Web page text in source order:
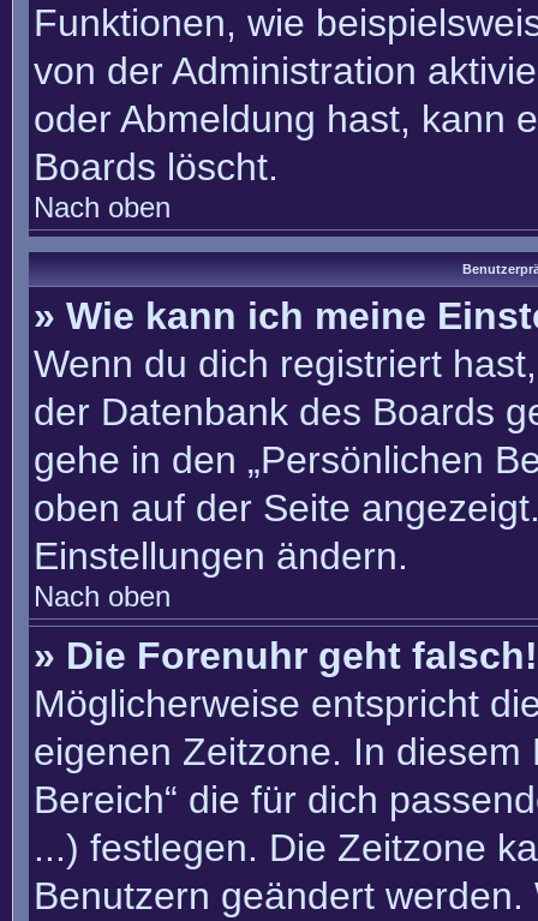
Funktionen, wie
von der Administration
oder Abmeldung hast, kann
Boards löscht.
Nach oben
» Wie kann ich meine
Wenn du dich registriert
der Datenbank des Boards
gehe in den „Persönlichen
oben auf der Seite
Einstellungen ändern.
Nach oben
» Die Forenuhr geht falsch!
Möglicherweise entspricht
eigenen Zeitzone. In diesem
Bereich“ die für dich
...) festlegen. Die Zeitzone
Benutzern geändert